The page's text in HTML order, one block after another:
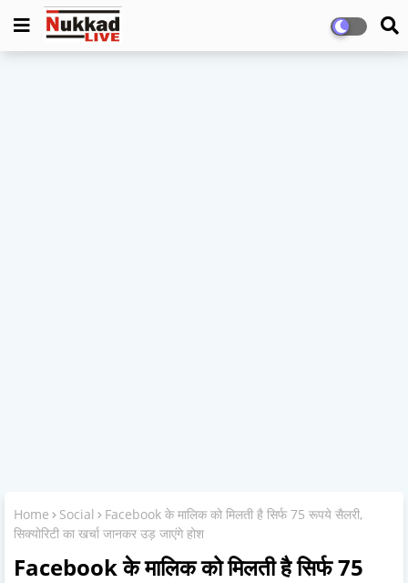
Home Social
Facebook के मालिक को मिलती है सिर्फ 75 रूपये सैलरी,
सिक्योरिटी का खर्चा जानकर उड़ जाएंगे होश
Facebook के मालिक को मिलती है सिर्फ 75